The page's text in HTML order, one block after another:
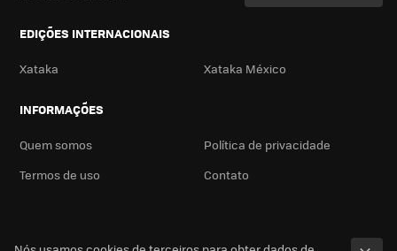
EDIÇÕES INTERNACIONAIS
Xataka Xataka México
INFORMAÇÕES
Quem somos
Política de privacidade
Termos de uso
Contato